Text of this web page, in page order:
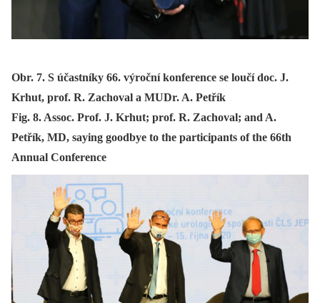
Obr. 7. S účastníky 66. výroční konference se loučí doc. J.
Krhut, prof. R. Zachoval a MUDr. A. Petřík
Fig. 8. Assoc. Prof. J. Krhut; prof. R. Zachoval; and A.
Petřík, MD, saying goodbye to the participants of the 66th
Annual Conference